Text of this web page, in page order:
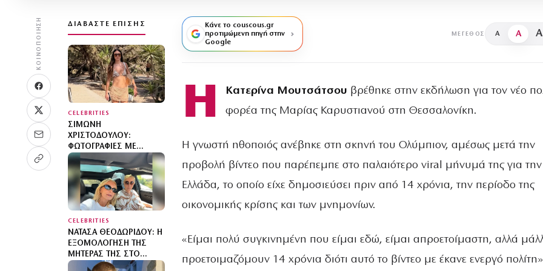
ΚΟΙΝΟΠΟΊΗΣΗ ΔΙΑΒΆΣΤΕ ΕΠΊΣΗΣ
CELEBRITIES
ΣΙΜΏΝΗ
ΧΡΙΣΤΟΔΟΎΛΟΥ:
ΦΩΤΟΓΡΑΦΊΕΣ ΜΕ
ΜΠΙΚΊΝΙ ΣΤΗΝ ΊΜΠΙΖΑ –
ΣΥΝΕΧΊΖΕΙ ΤΙΣ ΔΙΑΚΟΠΈΣ
ΤΗΣ ΜΕ ΤΟΝ ΣΎΖΥΓΌ
ΤΗΣ, ΑΝΤΡΈΑ ΓΕΩΡΓΊΟΥ
CELEBRITIES
ΝΑΤΆΣΑ ΘΕΟΔΩΡΊΔΟΥ: Η
ΕΞΟΜΟΛΌΓΗΣΗ ΤΗΣ
ΜΗΤΈΡΑΣ ΤΗΣ ΣΤΟ
ΑΥΤΟΚΊΝΗΤΟ – «ΈΧΩ ΤΟ
Κάνε το couscous.gr
προτιμώμενη πηγή στην
Google
ΜΈΓΕΘΟΣ A A A
Η Κατερίνα Μουτσάτσου βρέθηκε στην εκδήλωση για τον νέο
φορέα της Μαρίας Καρυστιανού στη Θεσσαλονίκη.
Η γνωστή ηθοποιός ανέβηκε στη σκηνή του Ολύμπιον, αμέσως μετά την
προβολή βίντεο που παρέπεμπε στο παλαιότερο viral μήνυμά της για την
Ελλάδα, το οποίο είχε δημοσιεύσει πριν από 14 χρόνια, την περίοδο της
οικονομικής κρίσης και των μνημονίων.
«Είμαι πολύ συγκινημένη που είμαι εδώ, είμαι απροετοίμαστη, αλλά
προετοιμαζόμουν 14 χρόνια διότι αυτό το βίντεο με έκανε ενεργό